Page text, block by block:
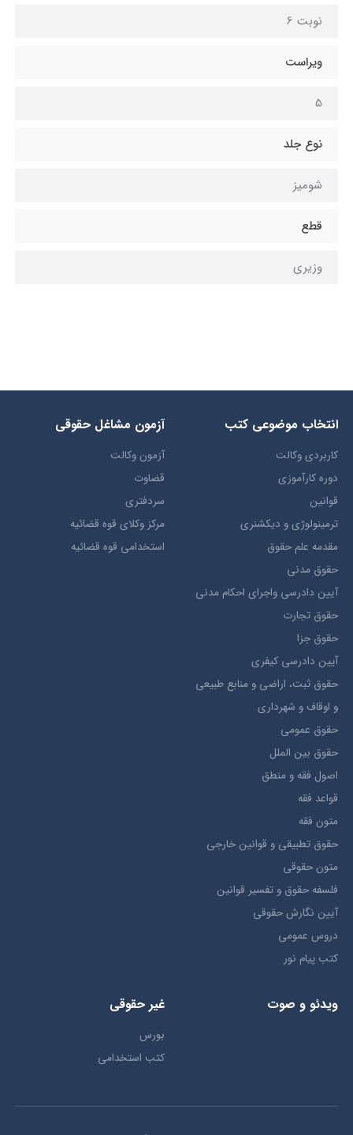
نوبت 6
ویراست
5
نوع جلد
شومیز
قطع
وزيري
انتخاب​ موضوعي​ کتب
کاربردی وکالت
دوره کارآموزی
قوانین
ترمينولوژي و ديکشنري
مقدمه علم حقوق
حقوق مدني
آيين دادرسي ​واجراي ​احکام ​مدني
حقوق تجارت
حقوق جزا
آيین دادرسی کیفری
حقوق ثبت، اراضي و منابع طبيعي
و اوقاف و شهرداری
حقوق عمومی
حقوق بين الملل
اصول فقه و منطق
قواعد فقه
متون فقه
حقوق تطبيقي و قوانین خارجی
متون حقوقي
فلسفه حقوق و تفسیر قوانین
آیین نگارش حقوقی
دروس عمومی
کتب پیام نور
آزمون مشاغل حقوقی
آزمون وکالت
قضاوت
سردفتری
مرکز وکلای قوه قضائیه
استخدامی قوه قضائیه
ویدئو و صوت غیر حقوقی
بورس
کتب استخدامی